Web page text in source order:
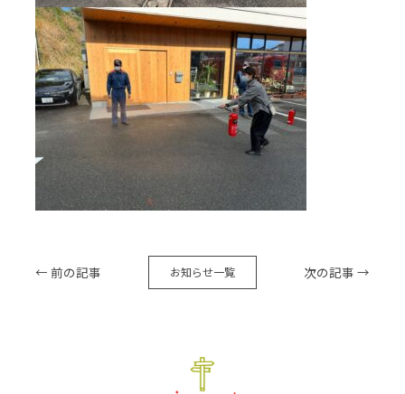
← 前の記事 次の記事 →
お知らせ一覧